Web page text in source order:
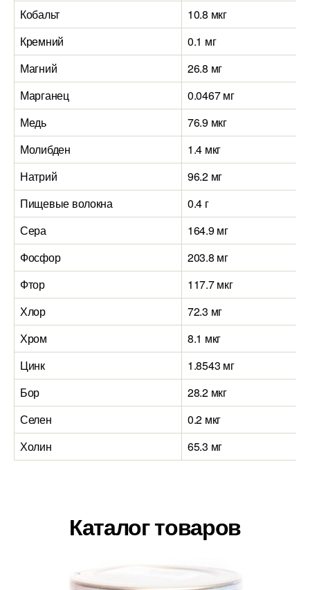
Кобальт
10.8 мкг
Кремний
0.1 мг
Магний
26.8 мг
Марганец
0.0467 мг
Медь
76.9 мкг
Молибден
1.4 мкг
Натрий
96.2 мг
Пищевые волокна
0.4 г
Сера
164.9 мг
Фосфор
203.8 мг
Фтор
117.7 мкг
Хлор
72.3 мг
Хром
8.1 мкг
Цинк
1.8543 мг
Бор
28.2 мкг
Селен
0.2 мкг
Холин
65.3 мг
Каталог товаров